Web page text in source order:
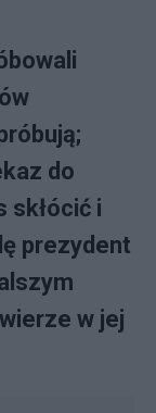
do
skłócić i
prezydent
w jej